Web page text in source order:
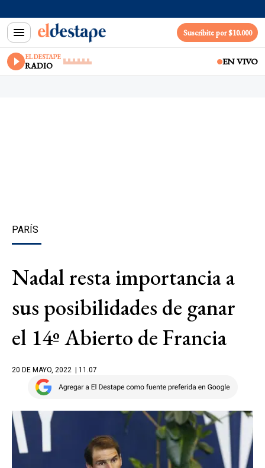
Suscribite por $10.000
EL DESTAPE
RADIO EN VIVO
PARÍS
Nadal resta importancia a
sus posibilidades de ganar
el 14º Abierto de Francia
20 DE MAYO, 2022 | 11.07